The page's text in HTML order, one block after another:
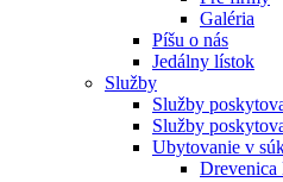
Galéria
Píšu o nás
Jedálny lístok
Služby
Služby
Služby
Ubytovanie v
Drevenica